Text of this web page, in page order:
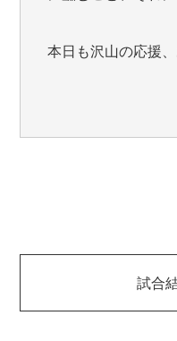
本日も沢山の応援
試合